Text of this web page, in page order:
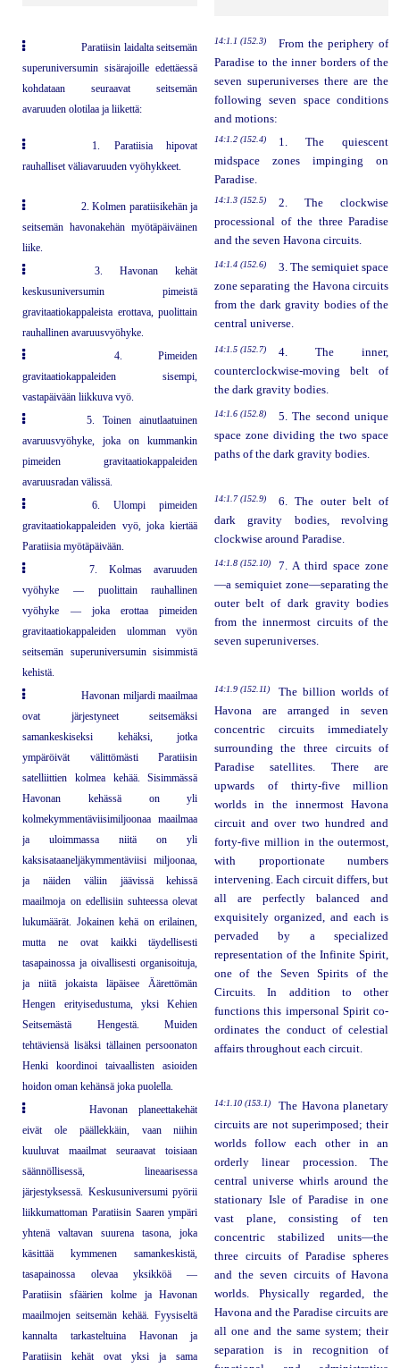
Paratiisin laidalta seitsemän
superuniversumin sisärajoille edettäessä
kohdataan seuraavat seitsemän
avaruuden olotilaa ja liikettä:
14:1.1 (152.3)
From the periphery of
Paradise to the inner borders of the
seven superuniverses there are the
following seven space conditions
and motions:
1. Paratiisia hipovat
rauhalliset väliavaruuden vyöhykkeet.
14:1.2 (152.4)
1. The quiescent
midspace zones impinging on
Paradise.
2. Kolmen paratiisikehän ja
seitsemän havonakehän myötäpäiväinen
liike.
14:1.3 (152.5)
2. The clockwise
processional of the three Paradise
and the seven Havona circuits.
3. Havonan kehät
keskusuniversumin pimeistä
gravitaatiokappaleista erottava, puolittain
rauhallinen avaruusvyöhyke.
14:1.4 (152.6)
3. The semiquiet space
zone separating the Havona circuits
from the dark gravity bodies of the
central universe.
4. Pimeiden
gravitaatiokappaleiden sisempi,
vastapäivään liikkuva vyö.
14:1.5 (152.7)
4. The inner,
counterclockwise-moving belt of
the dark gravity bodies.
5. Toinen ainutlaatuinen
avaruusvyöhyke, joka on kummankin
pimeiden gravitaatiokappaleiden
avaruusradan välissä.
14:1.6 (152.8)
5. The second unique
space zone dividing the two space
paths of the dark gravity bodies.
6. Ulompi pimeiden
gravitaatiokappaleiden vyö, joka kiertää
Paratiisia myötäpäivään.
14:1.7 (152.9)
6. The outer belt of
dark gravity bodies, revolving
clockwise around Paradise.
7. Kolmas avaruuden
vyöhyke — puolittain rauhallinen
vyöhyke — joka erottaa pimeiden
gravitaatiokappaleiden ulomman vyön
seitsemän superuniversumin sisimmistä
kehistä.
14:1.8 (152.10)
7. A third space zone
—a semiquiet zone—separating the
outer belt of dark gravity bodies
from the innermost circuits of the
seven superuniverses.
Havonan miljardi maailmaa
ovat järjestyneet seitsemäksi
samankeskiseksi kehäksi, jotka
ympäröivät välittömästi Paratiisin
satelliittien kolmea kehää. Sisimmässä
Havonan kehässä on yli
kolmekymmentäviisimiljoonaa maailmaa
ja uloimmassa niitä on yli
kaksisataaneljäkymmentäviisi miljoonaa,
ja näiden väliin jäävissä kehissä
maailmoja on edellisiin suhteessa olevat
lukumäärät. Jokainen kehä on erilainen,
mutta ne ovat kaikki täydellisesti
tasapainossa ja oivallisesti organisoituja,
ja niitä jokaista läpäisee Äärettömän
Hengen erityisedustuma, yksi Kehien
Seitsemästä Hengestä. Muiden
tehtäviensä lisäksi tällainen persoonaton
Henki koordinoi taivaallisten asioiden
hoidon oman kehänsä joka puolella.
14:1.9 (152.11)
The billion worlds of
Havona are arranged in seven
concentric circuits immediately
surrounding the three circuits of
Paradise satellites. There are
upwards of thirty-five million
worlds in the innermost Havona
circuit and over two hundred and
forty-five million in the outermost,
with proportionate numbers
intervening. Each circuit differs, but
all are perfectly balanced and
exquisitely organized, and each is
pervaded by a specialized
representation of the Infinite Spirit,
one of the Seven Spirits of the
Circuits. In addition to other
functions this impersonal Spirit co-
ordinates the conduct of celestial
affairs throughout each circuit.
Havonan planeettakehät
eivät ole päällekkäin, vaan niihin
kuuluvat maailmat seuraavat toisiaan
säännöllisessä, lineaarisessa
järjestyksessä. Keskusuniversumi pyörii
liikkumattoman Paratiisin Saaren ympäri
yhtenä valtavan suurena tasona, joka
käsittää kymmenen samankeskistä,
tasapainossa olevaa yksikköä —
Paratiisin sfäärien kolme ja Havonan
maailmojen seitsemän kehää. Fyysiseltä
kannalta tarkasteltuina Havonan ja
Paratiisin kehät ovat yksi ja sama
14:1.10 (153.1)
The Havona planetary
circuits are not superimposed; their
worlds follow each other in an
orderly linear procession. The
central universe whirls around the
stationary Isle of Paradise in one
vast plane, consisting of ten
concentric stabilized units—the
three circuits of Paradise spheres
and the seven circuits of Havona
worlds. Physically regarded, the
Havona and the Paradise circuits are
all one and the same system; their
separation is in recognition of